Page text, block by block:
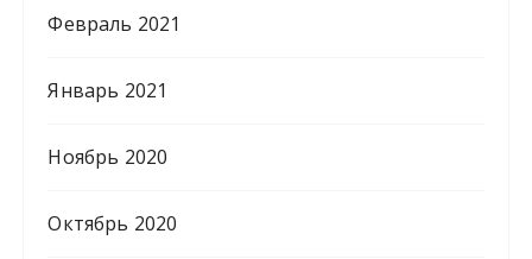
Февраль 2021
Январь 2021
Ноябрь 2020
Октябрь 2020